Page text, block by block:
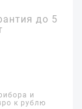
до 5
и
к рублю